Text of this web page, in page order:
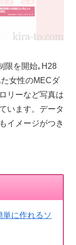
限を開始｡H28
女性のMECダ
リーなど写真は
います。データ
イメージがつき
単に作れるソ